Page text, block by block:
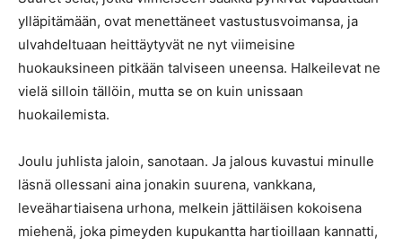
ylläpitämään, ovat menettäneet vastustusvoimansa, ja
ulvahdeltuaan heittäytyvät ne nyt viimeisine
huokauksineen pitkään talviseen uneensa. Halkeilevat ne
vielä silloin tällöin, mutta se on kuin unissaan
huokailemista.
Joulu juhlista jaloin, sanotaan. Ja jalous kuvastui minulle
läsnä ollessani aina jonakin suurena, vankkana,
leveähartiaisena urhona, melkein jättiläisen kokoisena
miehenä, joka pimeyden kupukantta hartioillaan kannatti,